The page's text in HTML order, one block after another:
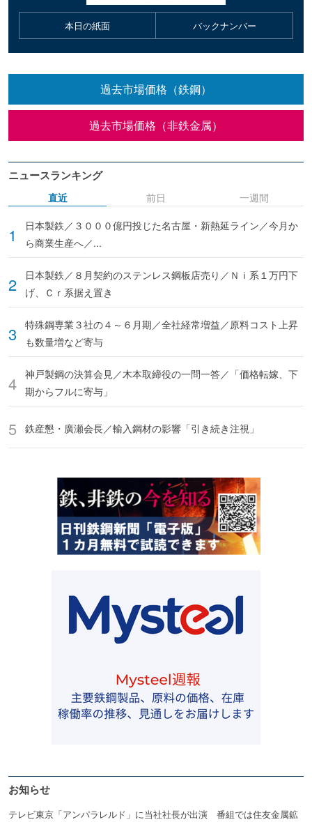
本日の紙面 バックナンバー
過去市場価格（鉄鋼）
過去市場価格（非鉄金属）
ニュースランキング
直近
日本製鉄／３０００億円投じた名古屋・新熱延ライン／今月か
ら商業生産へ／...
日本製鉄／８月契約のステンレス鋼板店売り／Ｎｉ系１万円下
げ、Ｃｒ系据え置き
特殊鋼専業３社の４～６月期／全社経常増益／原料コスト上昇
も数量増など寄与
神戸製鋼の決算会見／木本取締役の一問一答／「価格転嫁、下
期からフルに寄与」
鉄産懇・廣瀬会長／輸入鋼材の影響「引き続き注視」
前日 一週間
お知らせ
テレビ東京「アンパラレルド」に当社社長が出演 番組では住友金属鉱